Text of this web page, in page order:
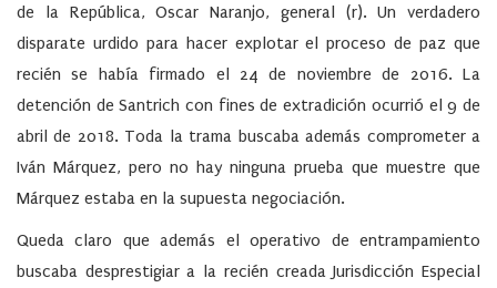
de la República, Oscar Naranjo, general (r). Un verdadero
disparate urdido para hacer explotar el proceso de paz que
recién se había firmado el 24 de noviembre de 2016. La
detención de Santrich con fines de extradición ocurrió el 9 de
abril de 2018. Toda la trama buscaba además comprometer a
Iván Márquez, pero no hay ninguna prueba que muestre que
Márquez estaba en la supuesta negociación.
Queda claro que además el operativo de entrampamiento
buscaba desprestigiar a la recién creada Jurisdicción Especial